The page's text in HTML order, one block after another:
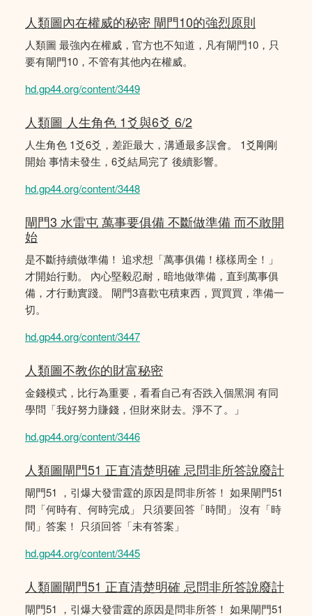
人類圖內在權威的秘密 閘門10的強烈原則
人類圖 最強內在權威，官方也不知道，凡有閘門10，只
要有閘門10，不管有其他內在權威。
hd.gp44.org/content/3449
人類圖 人生角色 1爻與6爻 6/2
人生角色 1爻6爻，差距最大，溝通最多誤會。 1爻剛剛
開始 事情未發生，6爻結局完了 後續影響。
hd.gp44.org/content/3448
閘門3 水雷屯 萬事要俱備 不斷做準備 而不敢開
始
是不斷持續做準備！ 追求想「萬事俱備！樣樣周全！」
才開始行動。 內心堅毅忍耐，暗地做準備，直到萬事俱
備，才行動實踐。 閘門3喜歡屯積東西，買買買，準備一
切。
hd.gp44.org/content/3447
人類圖不教你的財富秘密
金錢模式，比行為重要，看看自己有否跌入個黑洞 有同
學問「我好努力賺錢，但財來財去。淨不了。」
hd.gp44.org/content/3446
人類圖閘門51 正直清楚明確 忌問非所答說廢計
閘門51 ，引爆大發雷霆的原因是問非所答！ 如果閘門51
問「何時有、何時完成」 只須要回答「時間」 沒有「時
間」答案！ 只須回答「未有答案」
hd.gp44.org/content/3445
人類圖閘門51 正直清楚明確 忌問非所答說廢計
閘門51 ，引爆大發雷霆的原因是問非所答！ 如果閘門51